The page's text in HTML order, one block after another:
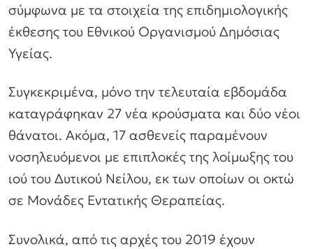
σύμφωνα με τα στοιχεία της επιδημιολογικής
έκθεσης του Εθνικού Οργανισμού Δημόσιας
Υγείας.
Συγκεκριμένα, μόνο την τελευταία εβδομάδα
καταγράφηκαν 27 νέα κρούσματα και δύο νέοι
θάνατοι. Ακόμα, 17 ασθενείς παραμένουν
νοσηλευόμενοι με επιπλοκές της λοίμωξης του
ιού του Δυτικού Νείλου, εκ των οποίων οι οκτώ
σε Μονάδες Εντατικής Θεραπείας.
Συνολικά, από τις αρχές του 2019 έχουν